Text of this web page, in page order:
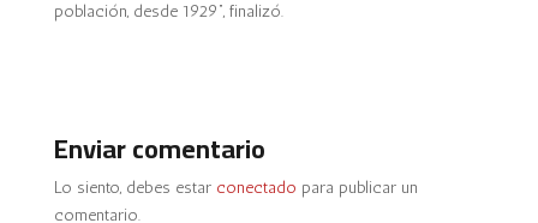
población, desde 1929”, finalizó.
Enviar comentario
Lo siento, debes estar conectado para publicar un
comentario.